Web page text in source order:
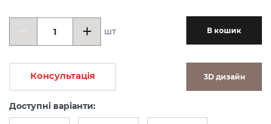
шт В кошик
Консультація 3D дизайн
Доступні варіанти: